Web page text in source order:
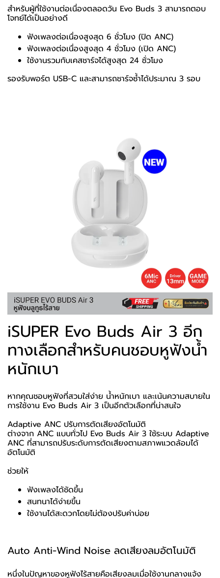
สำหรับผู้ที่ใช้งานต่อเนื่องตลอดวัน Evo Buds 3 สามารถตอบ
โจทย์ได้เป็นอย่างดี
ฟังเพลงต่อเนื่องสูงสุด 6 ชั่วโมง (ปิด ANC)
ฟังเพลงต่อเนื่องสูงสุด 4 ชั่วโมง (เปิด ANC)
ใช้งานรวมกับเคสชาร์จได้สูงสุด 24 ชั่วโมง
รองรับพอร์ต USB-C และสามารถชาร์จซ้ำได้ประมาณ 3 รอบ
iSUPER Evo Buds Air 3 อีก
ทางเลือกสำหรับคนชอบหูฟังน้ำ
หนักเบา
หากคุณชอบหูฟังที่สวมใส่ง่าย น้ำหนักเบา และเน้นความสบายใน
การใช้งาน Evo Buds Air 3 เป็นอีกตัวเลือกที่น่าสนใจ
Adaptive ANC ปรับการตัดเสียงอัตโนมัติ
ต่างจาก ANC แบบทั่วไป Evo Buds Air 3 ใช้ระบบ Adaptive
ANC ที่สามารถปรับระดับการตัดเสียงตามสภาพแวดล้อมได้
อัตโนมัติ
ช่วยให้
ฟังเพลงได้ชัดขึ้น
สนทนาได้ง่ายขึ้น
ใช้งานได้สะดวกโดยไม่ต้องปรับค่าบ่อย
Auto Anti-Wind Noise ลดเสียงลมอัตโนมัติ
หนึ่งในปัญหาของหูฟังไร้สายคือเสียงลมเมื่อใช้งานกลางแจ้ง